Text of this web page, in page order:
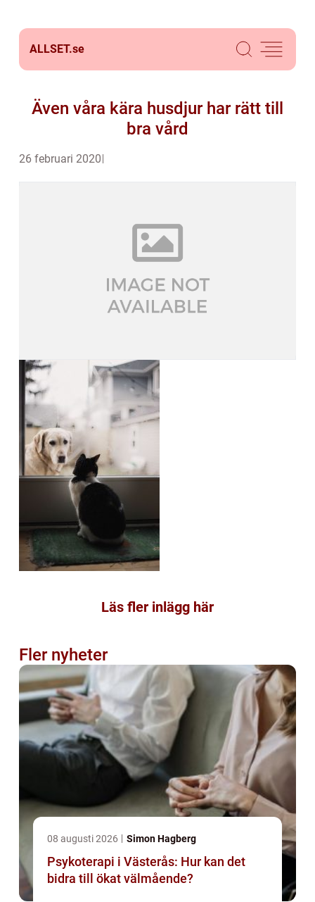
ALLSET.se
Även våra kära husdjur har rätt till
bra vård
26 februari 2020
Läs fler inlägg här
Fler nyheter
08 augusti 2026 Simon Hagberg
Psykoterapi i Västerås: Hur kan det
bidra till ökat välmående?